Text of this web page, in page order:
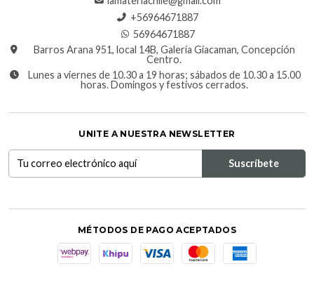
+56964671887
56964671887
Barros Arana 951, local 14B, Galería Giacaman, Concepción
Centro.
Lunes a viernes de 10.30 a 19 horas; sábados de 10.30 a 15.00
horas. Domingos y festivos cerrados.
UNITE A NUESTRA NEWSLETTER
MÉTODOS DE PAGO ACEPTADOS